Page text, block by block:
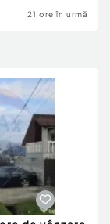
21 ore în urmă